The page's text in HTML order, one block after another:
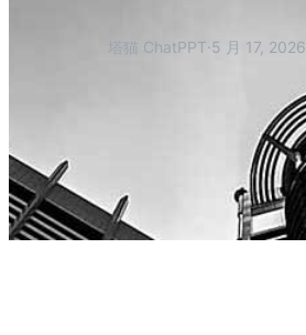
塔猫 ChatPPT·5 月 17, 2026